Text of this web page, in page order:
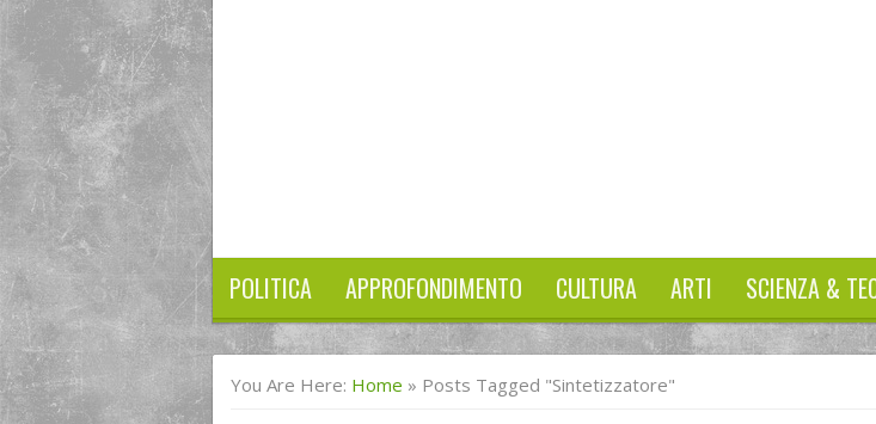
POLITICA APPROFONDIMENTO CULTURA ARTI SCIENZA &
You Are Here: Home » Posts Tagged "sintetizzatore"